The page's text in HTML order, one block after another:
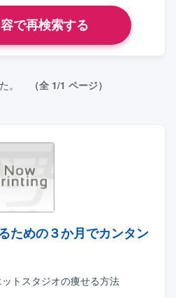
。 （全 1/1 ページ）
ための３か月でカンタン
トスタジオの痩せる方法